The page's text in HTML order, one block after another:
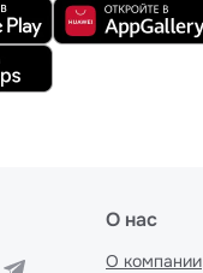
О нас
О компании